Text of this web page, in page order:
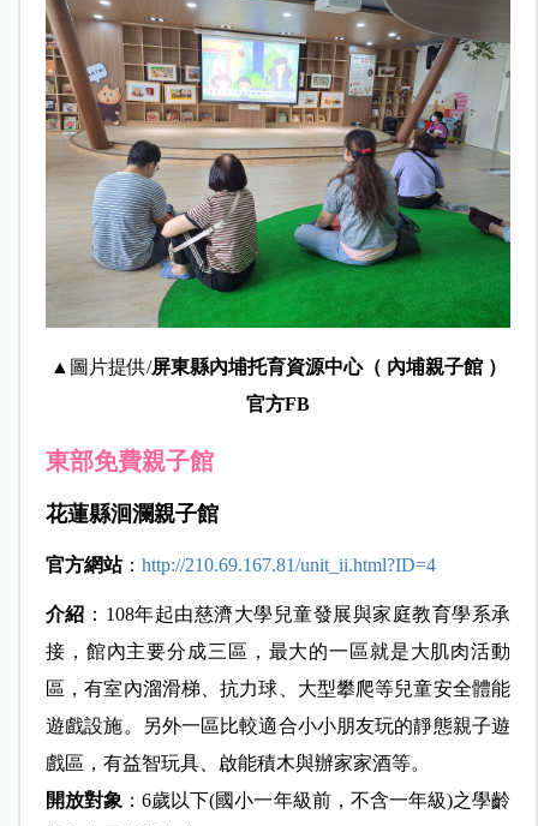
▲圖片提供/屏東縣內埔托育資源中心（ 內埔親子館 ）
官方FB
東部免費親子館
花蓮縣洄瀾親子館
官方網站： http://210.69.167.81/unit_ii.html?ID=4
介紹 ： 108年起由慈濟大學兒童發展與家庭教育學系承
接， 館內主要分成三區，最大的一區就是大肌肉活動
區，有室內溜滑梯、抗力球、大型攀爬等兒童安全體能
遊戲設施。另外一區比較適合小小朋友玩的靜態親子遊
戲區，有益智玩具、啟能積木與辦家家酒等。
開放對象 ：6歲以下(國小一年級前，不含一年級)之學齡